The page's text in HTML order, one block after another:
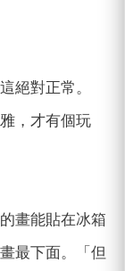
絕對正常。
，才有個玩
畫能貼在冰箱
最下面。「但